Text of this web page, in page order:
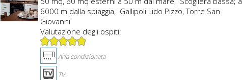
6000 m dalla spiaggia, Gallipoli Lido Pizzo, Torre San
Giovanni
Valutazione degli ospiti:
Aria condizionata
TV